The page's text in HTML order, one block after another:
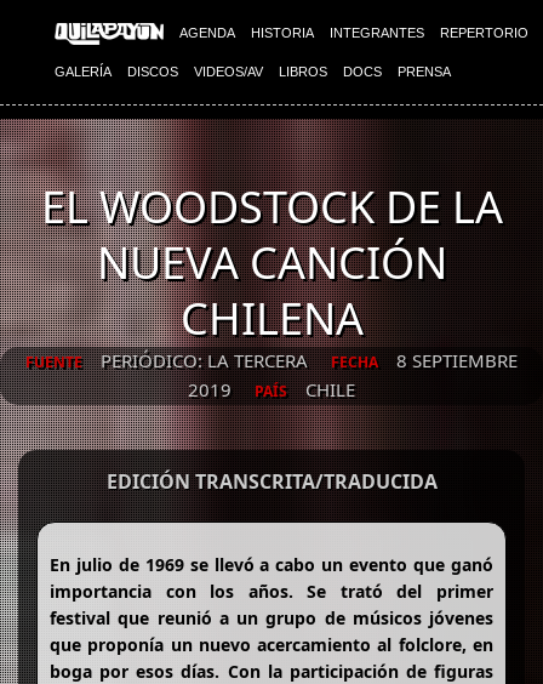
AGENDA HISTORIA INTEGRANTES REPERTORIO
GALERÍA DISCOS VIDEOS/AV LIBROS DOCS PRENSA
EL WOODSTOCK DE LA
NUEVA CANCIÓN
CHILENA
FUENTE PERIÓDICO: LA TERCERA FECHA
8 SEPTIEMBRE
2019
PAÍS CHILE
EDICIÓN TRANSCRITA/TRADUCIDA
En julio de 1969 se llevó a cabo un evento que ganó
importancia con los años. Se trató del primer
festival que reunió a un grupo de músicos jóvenes
que proponía un nuevo acercamiento al folclore, en
boga por esos días. Con la participación de figuras